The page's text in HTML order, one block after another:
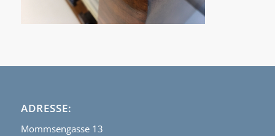
ADRESSE:
Mommsengasse 13